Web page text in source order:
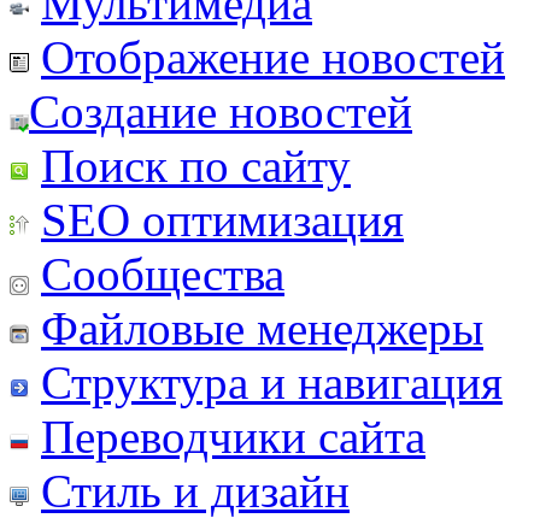
Отображение новостей
Создание новостей
Поиск по сайту
SEO оптимизация
Сообщества
Файловые менеджеры
Структура и навигация
Переводчики сайта
Стиль и дизайн